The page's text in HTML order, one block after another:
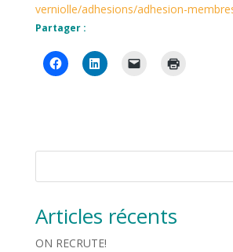
verniolle/adhesions/adhesion-
Partager :
Articles récents
ON RECRUTE!